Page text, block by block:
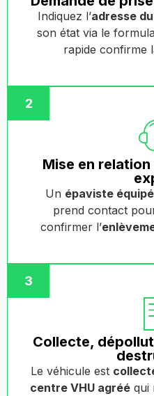
Indiquez l’adresse
son état via le
rapide confirme
2
Mise en
Un épaviste
prend contact
confirmer l’
3
Collecte,
Le véhicule est
centre VHU agrééqui